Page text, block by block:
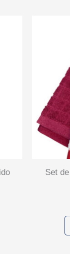
set de 2 paños de cocina tejido